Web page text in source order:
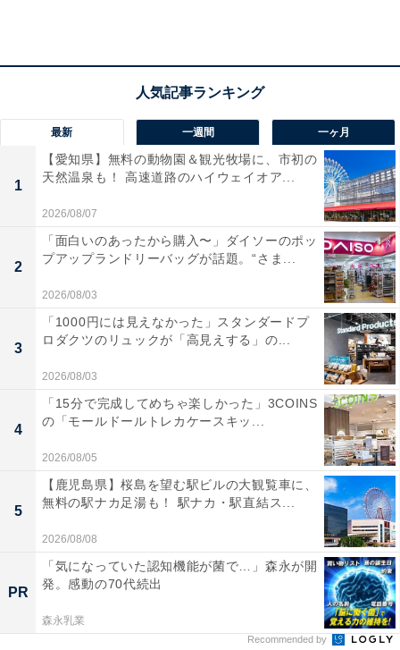
こだわりの100％ビーフパティに濃厚なチェダーチーズ
を合わせた人気バーガーが待望の「キングバリュー」で
新登場。
■スモーキーBBQワッパー Jr. セット（税込550円）
最新 一週間 一ヶ月
1
【愛知県】無料の動物園＆観光牧場に、市初の
天然温泉も！ 高速道路のハイウェイオア...
2026/08/07
2
「面白いのあったから購入〜」ダイソーのポッ
プアップランドリーバッグが話題。“さま...
2026/08/03
3
「1000円には見えなかった」スタンダードプ
ロダクツのリュックが「高見えする」の...
2026/08/03
4
「15分で完成してめちゃ楽しかった」3COINS
の「モールドールトレカケースキッ...
2026/08/05
5
【鹿児島県】桜島を望む駅ビルの大観覧車に、
無料の駅ナカ足湯も！ 駅ナカ・駅直結ス...
2026/08/08
PR
「気になっていた認知機能が菌で…」森永が開
発。感動の70代続出
森永乳業
Recommended by